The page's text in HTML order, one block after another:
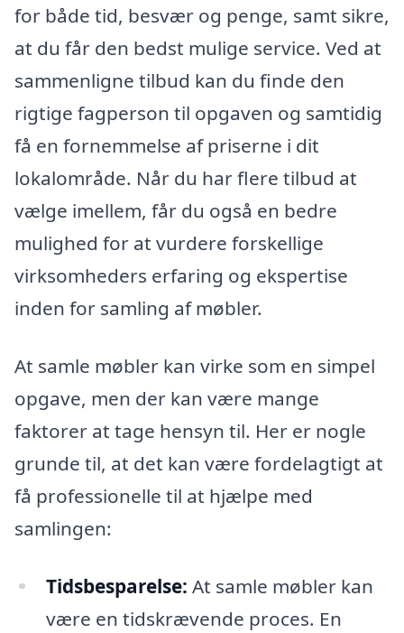
for både tid, besvær og penge, samt sikre,
at du får den bedst mulige service. Ved at
sammenligne tilbud kan du finde den
rigtige fagperson til opgaven og samtidig
få en fornemmelse af priserne i dit
lokalområde. Når du har flere tilbud at
vælge imellem, får du også en bedre
mulighed for at vurdere forskellige
virksomheders erfaring og ekspertise
inden for samling af møbler.
At samle møbler kan virke som en simpel
opgave, men der kan være mange
faktorer at tage hensyn til. Her er nogle
grunde til, at det kan være fordelagtigt at
få professionelle til at hjælpe med
samlingen:
Tidsbesparelse: At samle møbler kan
være en tidskrævende proces. En